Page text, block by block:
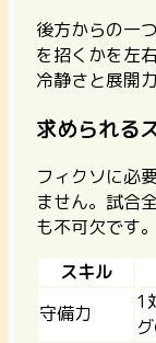
後方からの一
を招くかを左
冷静さと展開
求められる
フィクソに必
ません。試合
も不可欠です。
スキル
守備力
1